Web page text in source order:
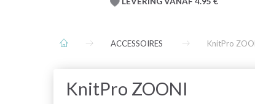
ACCESSOIRES KnitPro
KnitPro ZOONI